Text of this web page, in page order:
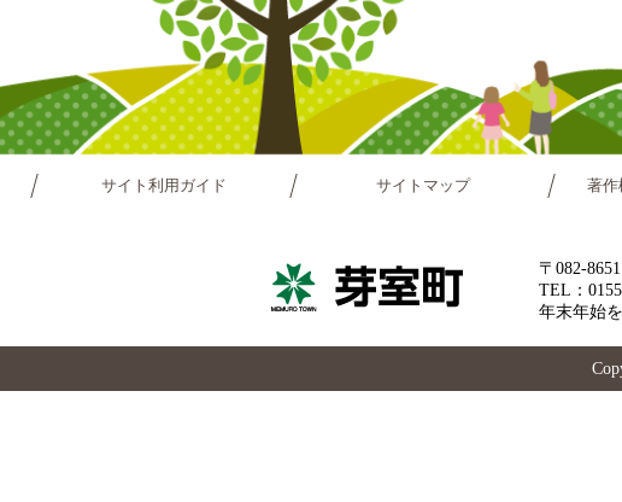
サイト利用ガイド サイトマップ 著作
〒082-8651
TEL：
年末年始を